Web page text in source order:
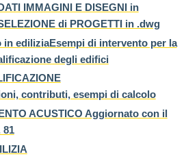
IMMAGINI E DISEGNI in
di PROGETTI in .dwg
in ediliziaEsempi di intervento per la
degli edifici
contributi, esempi di calcolo
ACUSTICO Aggiornato con il
81